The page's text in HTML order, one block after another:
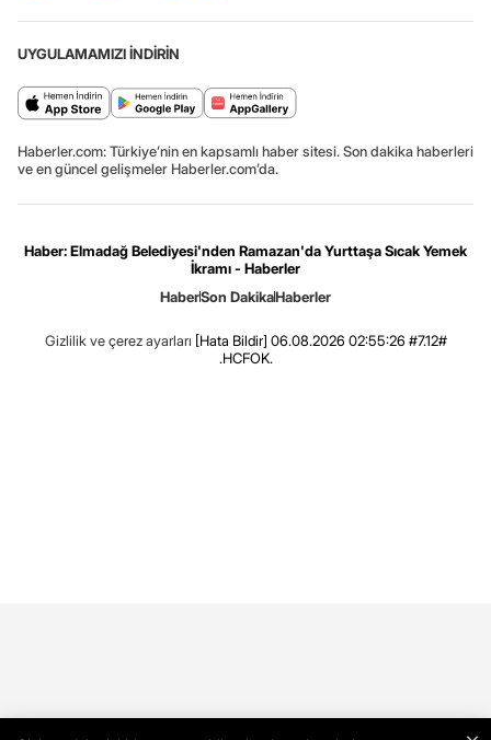
UYGULAMAMIZI İNDİRİN
Haberler.com: Türkiye’nin en kapsamlı haber sitesi. Son dakika haberleri
ve en güncel gelişmeler Haberler.com’da.
Haber: Elmadağ Belediyesi'nden Ramazan'da Yurttaşa Sıcak Yemek
İkramı - Haberler
HaberSon DakikaHaberler
Gizlilik ve çerez ayarları [Hata Bildir] 06.08.2026 02:55:26 #7.12#
.HCFOK.